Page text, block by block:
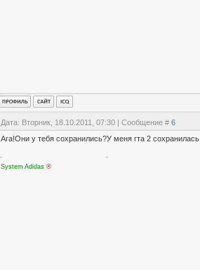
Дата: Вторник, 18.10.2011, 07:30 | Сообщение # 6
Ага!Они у тебя сохранились?У меня гта 2 сохранилась.
System Adidas ®